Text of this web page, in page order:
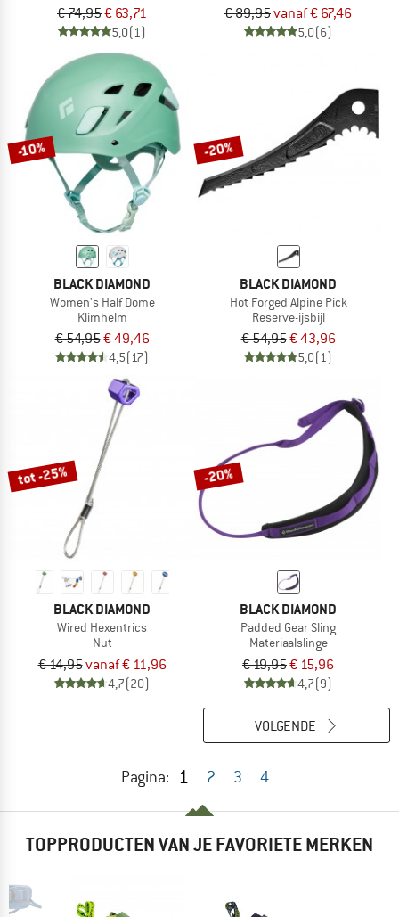
€ 74,95€ 63,71
5,0(1)
€ 89,95vanaf € 67,46
5,0(6)
-10%
BLACK DIAMOND
Women's Half Dome
Klimhelm
€ 54,95€ 49,46
4,5(17)
-20%
BLACK DIAMOND
Hot Forged Alpine Pick
Reserve-ijsbijl
€ 54,95€ 43,96
5,0(1)
tot -25%
BLACK DIAMOND
Wired Hexentrics
Nut
€ 14,95vanaf € 11,96
4,7(20)
-20%
BLACK DIAMOND
Padded Gear Sling
Materiaalslinge
€ 19,95€ 15,96
4,7(9)
Pagina: 1 2 3 4
VOLGENDE
TOPPRODUCTEN VAN JE FAVORIETE MERKEN